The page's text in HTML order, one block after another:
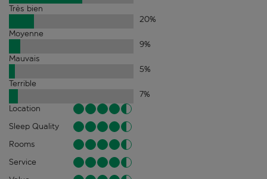
Très bien
20%
Moyenne
9%
Mauvais
5%
Terrible
7%
Location
Sleep Quality
Rooms
Service